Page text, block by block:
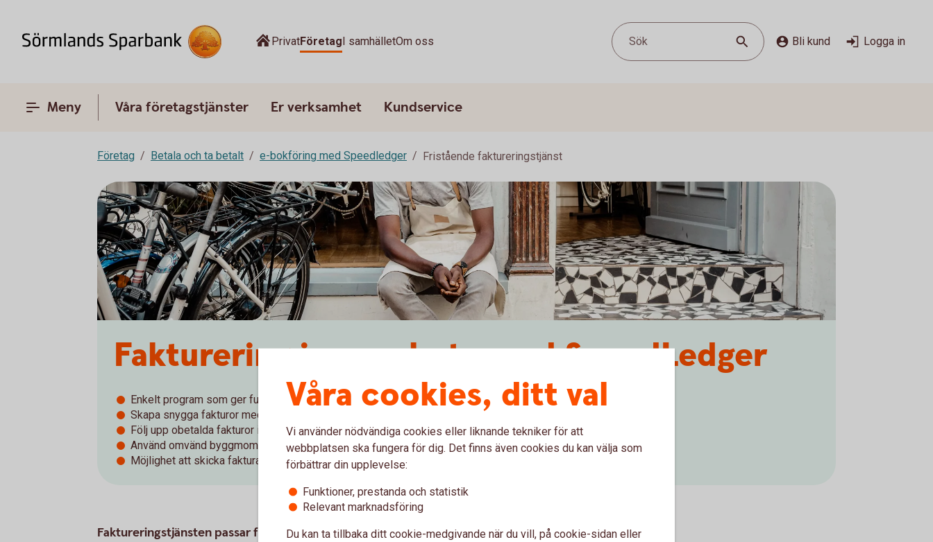
PrivatFöretagI samhälletOm oss Sök Bli kund Logga in
Meny Våra företagstjänster Er verksamhet Kundservice
Företag Betala och ta betalt e-bokföring med Speedledger Fristående faktureringstjänst
Fakturering i samarbete med SpeedLedger
Enkelt program som ger full koll på alla fakturor
Skapa snygga fakturor med er egna logga
Följ upp obetalda fakturor i krav- och påminnelsehantering
Använd omvänd byggmoms, ROT - och RUT avdrag samt utlandsfakturering
Möjlighet att skicka faktura
Faktureringstjänsten passar företag som vill kunna skapa och skicka fakturor, offerter,
Våra cookies, ditt val
Vi använder nödvändiga cookies eller liknande tekniker för att
webbplatsen ska fungera för dig. Det finns även cookies du kan välja som
förbättrar din upplevelse:
Funktioner, prestanda och statistik
Relevant marknadsföring
Du kan ta tillbaka ditt cookie-medgivande när du vill, på cookie-sidan eller